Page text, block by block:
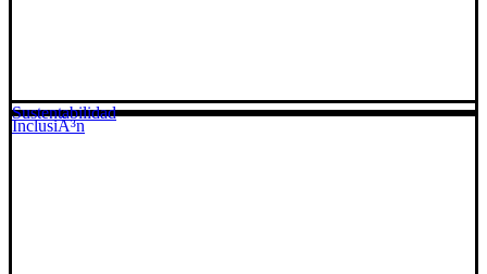
InclusiÃ³n
Sustentabilidad